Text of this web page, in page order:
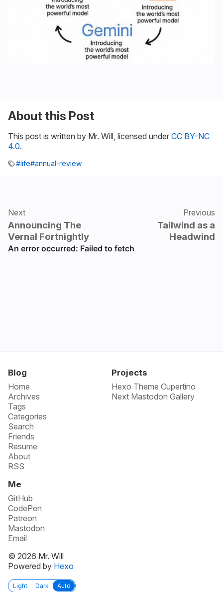
About this Post
This post is written by Mr. Will, licensed under CC BY-NC
4.0.
#life#annual-review
Next
Announcing The
Vernal Fortnightly
Previous
Tailwind as a
Headwind
Blog
Home
Archives
Tags
Categories
Search
Friends
Resume
About
RSS
Projects
Hexo Theme Cupertino
Next Mastodon Gallery
Me
GitHub
CodePen
Patreon
Mastodon
Email
© 2026 Mr. Will
Powered by Hexo
Light Dark Auto